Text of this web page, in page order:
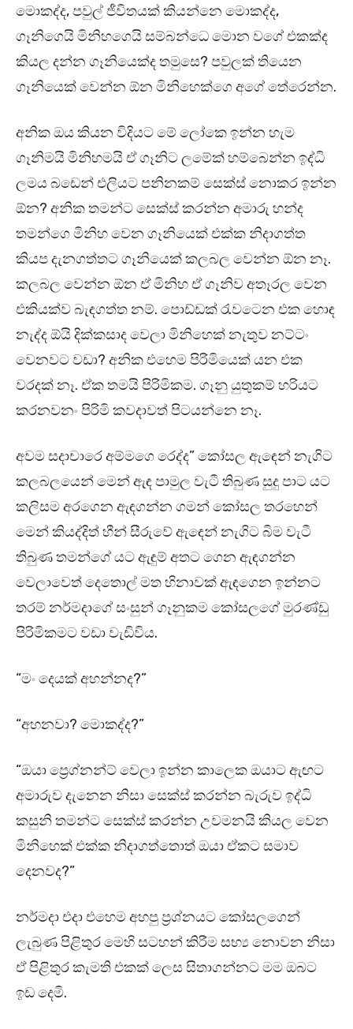
මොකද්ද, පවුල් ජීවිතයක් කියන්නෙ මොකද්ද,
ගෑනිගෙයි මිනිහගෙයි සම්බන්ධෙ මොන වගේ එකක්ද
කියල දන්න ගෑනියෙක්ද තමුසෙ? පවුලක් තියෙන
ගෑනියෙක් වෙන්න ඕන මිනිහෙක්ගෙ අගේ තේරෙන්න.
අනික ඔය කියන විදියට මේ ලෝකෙ ඉන්න හැම
ගෑනිමයි මිනිහමයි ඒ ගෑනිට ලමේක් හම්බෙන්න ඉද්ධි
ලමය බඩෙන් එලියට පනිනකම් සෙක්ස් නොකර ඉන්න
ඕන? අනික තමන්ට සෙක්ස් කරන්න අමාරු හන්ද
තමන්ගෙ මිනිහ වෙන ගෑනියෙක් එක්ක නිදාගත්ත
කියප දැනගත්තට ගෑනියෙක් කලබල වෙන්න ඕන නෑ.
කලබල වෙන්න ඕන ඒ මිනිහ ඒ ගෑනිව අතෑරල වෙන
එකියක්ව බැඳගත්ත නම්. පොඩ්ඩක් රැවටෙන එක හොඳ
නැද්ද ඕයි දික්කසාද වෙලා මිනිහෙක් නැතුව නට්ටං
වෙනවට වඩා? අනික එහෙම පිරිමියෙක් යන එක
වරදක් නෑ. ඒක තමයි පිරිමිකම. ගෑනු යුතුකම් හරියට
කරනවනං පිරිමි කවදාවත් පිටයන්නෙ නෑ.
අවම සදාචාරෙ අම්මගෙ රෙද්ද” කෝසල ඇඳෙන් නැගිට
කලබලයෙන් මෙන් ඇඳ පාමුල වැටී තිබුණ සුදු පාට යට
කලිසම අරගෙන ඇඳගන්න ගමන් කෝසල තරහෙන්
මෙන් කියද්දිත් හීන් සීරුවේ ඇඳෙන් නැගිට බිම වැටී
තිබුණ තමන්ගේ යට ඇඳුම් අතට ගෙන ඇඳගන්න
වෙලාවෙත් දෙතොල් මත හිනාවක් ඇඳගෙන ඉන්නට
තරම් නර්මදාගේ සංසුන් ගෑනුකම කෝසලගේ මුරණ්ඩු
පිරිමිකමට වඩා වැඩිවිය.
“මං දෙයක් අහන්නද?”
“අහනවා? මොකද්ද?”
“ඔයා ප්‍රෙග්නන්ට් වෙලා ඉන්න කාලෙක ඔයාට ඇඟට
අමාරුව දැනෙන නිසා සෙක්ස් කරන්න බැරුව ඉද්ධි
කසුනි තමන්ට සෙක්ස් කරන්න උවමනයි කියල වෙන
මිනිහෙක් එක්ක නිදාගත්තොත් ඔයා ඒකට සමාව
දෙනවද?”
නර්මදා එදා එහෙම අහපු ප්‍රශ්නයට කෝසලගෙන්
ලැබුණ පිළිතුර මෙහි සටහන් කිරීම සභ්‍ය නොවන නිසා
ඒ පිළිතුර කැමති එකක් ලෙස සිතාගන්නට මම ඔබට
ඉඩ දෙමි.